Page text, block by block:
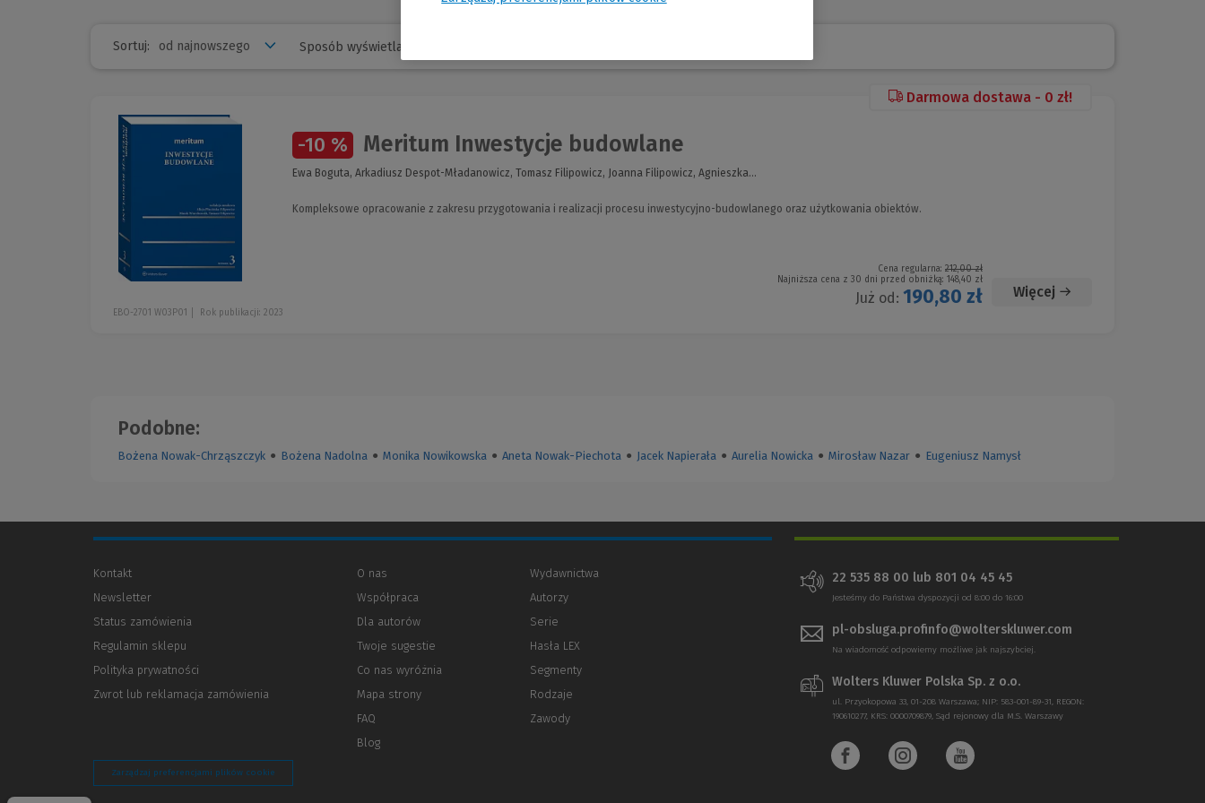
Sortuj: Sposób wyświetlania
Darmowa dostawa - 0 zł!
-10 % Meritum Inwestycje budowlane
Ewa Boguta, Arkadiusz Despot-Mładanowicz, Tomasz Filipowicz, Joanna Filipowicz, Agnieszka...
Kompleksowe opracowanie z zakresu przygotowania i realizacji procesu inwestycyjno-budowlanego oraz użytkowania obiektów.
Cena regularna: 212,00 zł
Najniższa cena z 30 dni przed obniżką: 148,40 zł
Już od: 190,80 zł Więcej
EBO-2701 W03P01 Rok publikacji: 2023
Podobne:
Bożena Nowak-Chrząszczyk ● Bożena Nadolna ● Monika Nowikowska ● Aneta Nowak-Piechota ● Jacek Napierała ● Aurelia Nowicka ● Mirosław Nazar ● Eugeniusz Namysł
Kontakt
Newsletter
Status zamówienia
Regulamin sklepu
Polityka prywatności
innej
Zwrot lub reklamacja zamówienia
O nas
Współpraca
Dla autorów
innej
strony)
Twoje sugestie
Co nas wyróżnia
Mapa strony
FAQ
Blog
Wydawnictwa
Autorzy
Serie
Hasła LEX
Segmenty
Rodzaje
Zawody
Zarządzaj preferencjami plików cookie
22 535 88 00 lub 801 04 45 45
Jesteśmy do Państwa dyspozycji od 8:00 do 16:00
pl-obsluga.profinfo@wolterskluwer.com
Na wiadomość odpowiemy możliwe jak najszybciej.
Wolters Kluwer Polska Sp. z o.o.
ul. Przyokopowa 33, 01-208 Warszawa; NIP: 583-001-89-31, REGON:
190610277, KRS: 0000709879, Sąd rejonowy dla M.S. Warszawy